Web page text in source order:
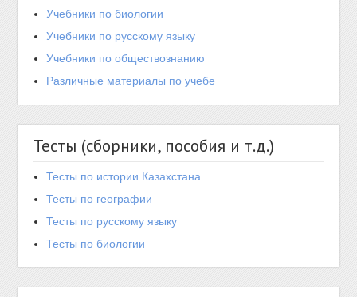
Учебники по биологии
Учебники по русскому языку
Учебники по обществознанию
Различные материалы по учебе
Тесты (сборники, пособия и т.д.)
Тесты по истории Казахстана
Тесты по географии
Тесты по русскому языку
Тесты по биологии